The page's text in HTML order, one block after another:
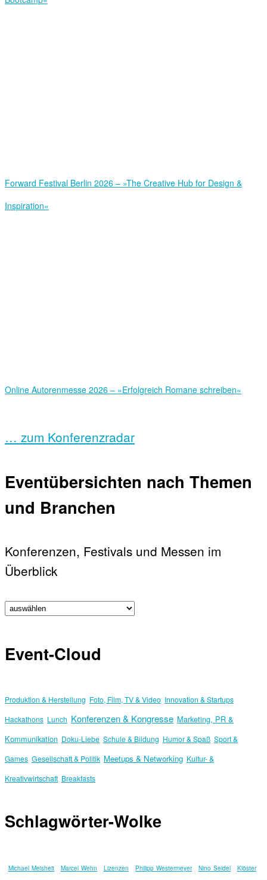
Forward Festival Berlin 2026 – »The Creative Hub for Design &
Inspiration«
Online Autorenmesse 2026 – »Erfolgreich Romane schreiben«
… zum Konferenzradar
Eventübersichten nach Themen
und Branchen
Konferenzen, Festivals und Messen im
Überblick
Event-Cloud
Produktion & Herstellung Foto, Film, TV & Video Innovation & Startups
Hackathons Lunch Konferenzen & Kongresse Marketing, PR &
Kommunikation Doku-Liebe Schule & Bildung Humor & Spaß Sport &
Games Gesellschaft & Politik Meetups & Networking Kultur- &
Kreativwirtschaft Breakfasts
Schlagwörter-Wolke
Michael Meisheit Marcel Wehn Lizenzen Philipp Westermeyer Nino Seidel Klöster